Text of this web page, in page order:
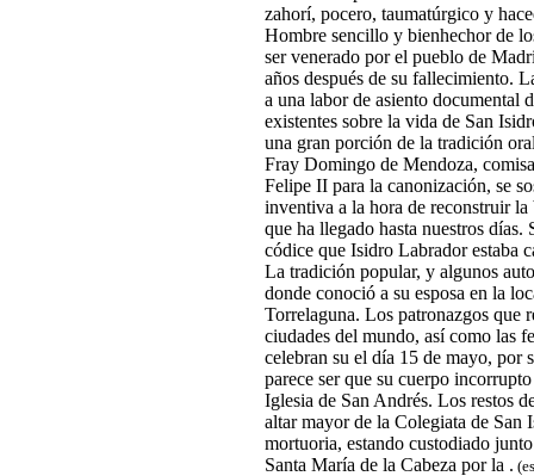
zahorí, pocero, taumatúrgico y
Hombre sencillo y bienhechor de
ser venerado por el pueblo de
años después de su fallecimiento.
a una labor de asiento documental
existentes sobre la vida de San
una gran porción de la tradición
Fray Domingo de Mendoza,
Felipe II para la canonización, se
inventiva a la hora de reconstruir
que ha llegado hasta nuestros días.​
códice que Isidro Labrador estaba
La tradición popular, y algunos
donde conoció a su esposa en la
Torrelaguna. Los patronazgos que
ciudades del mundo, así como las
celebran su el día 15 de mayo, por
parece ser que su cuerpo
Iglesia de San Andrés.​ Los restos
altar mayor de la Colegiata de San
mortuoria, estando custodiado
Santa María de la Cabeza por la .